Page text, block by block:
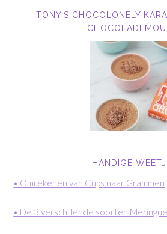
TONY’S CHOCOLONELY
HANDIGE
• Omrekenen van Cups naar Grammen
• De 3 verschillende soorten Meringue